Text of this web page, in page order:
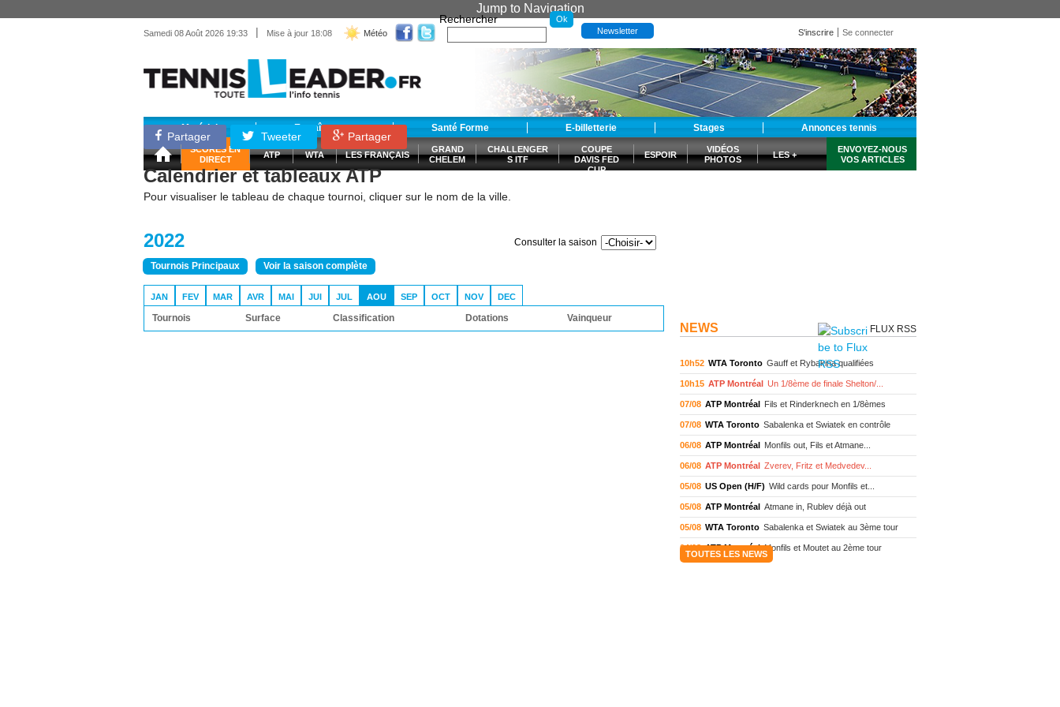
Jump to Navigation
Samedi 08 Août 2026 19:33 | Mise à jour 18:08 Météo
Rechercher
Newsletter S'inscrire Se connecter
Matériel Entraînement Santé Forme E-billetterie Stages Annonces tennis
SCORES EN
DIRECT
ATP WTA LES FRANÇAIS
GRAND
CHELEM
CHALLENGER
S ITF
COUPE
DAVIS FED
CUP
ESPOIR
VIDÉOS
PHOTOS
LES +
ENVOYEZ-NOUS
VOS ARTICLES
Partager Tweeter Partager
Calendrier et tableaux ATP
Pour visualiser le tableau de chaque tournoi, cliquer sur le nom de la ville.
2022
Tournois Principaux Voir la saison complète
Consulter la saison
JAN FEV MAR AVR MAI JUI JUL AOU SEP OCT NOV DEC
Tournois Surface Classification Dotations Vainqueur
NEWS FLUX RSS
10h52 WTA Toronto Gauff et Rybakina qualifiées
10h15 ATP Montréal Un 1/8ème de finale Shelton/...
07/08 ATP Montréal Fils et Rinderknech en 1/8èmes
07/08 WTA Toronto Sabalenka et Swiatek en contrôle
06/08 ATP Montréal Monfils out, Fils et Atmane...
06/08 ATP Montréal Zverev, Fritz et Medvedev...
05/08 US Open (H/F) Wild cards pour Monfils et...
05/08 ATP Montréal Atmane in, Rublev déjà out
05/08 WTA Toronto Sabalenka et Swiatek au 3ème tour
04/08 ATP Montréal Monfils et Moutet au 2ème tour
TOUTES LES NEWS